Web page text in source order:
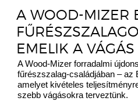
A WOOD-MIZER
EMELIK A
A Wood-Mizer forradalmi
fűrészszalag-családjában – az
amelyet kivételes
szebb vágásokra terveztünk.